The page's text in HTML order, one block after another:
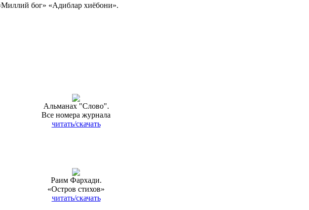
бог» «Адиблар хиёбони».
Альманах "Слово".
Все номера журнала
читать/скачать
Раим Фархади.
«Остров стихов»
читать/скачать